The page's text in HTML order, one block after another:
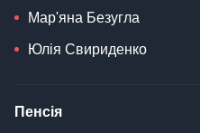
Мар'яна Безугла
Юлія Свириденко
Пенсія